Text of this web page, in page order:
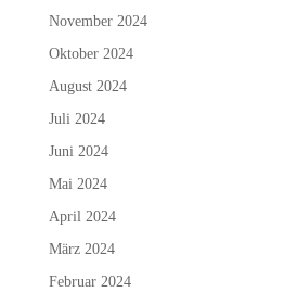
November 2024
Oktober 2024
August 2024
Juli 2024
Juni 2024
Mai 2024
April 2024
März 2024
Februar 2024